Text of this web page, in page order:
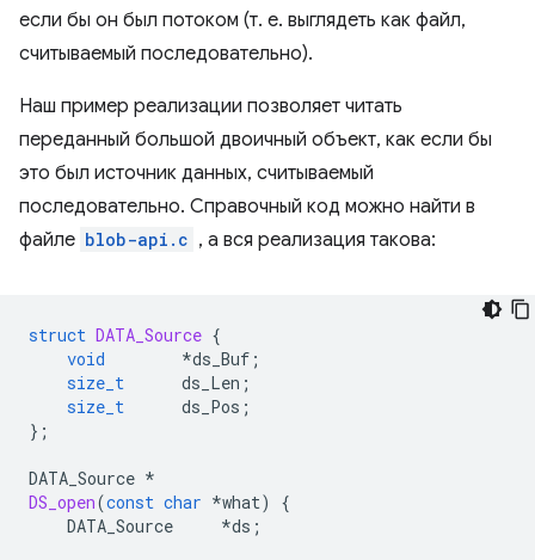
если бы он был потоком (т. е. выглядеть как файл,
считываемый последовательно).
Наш пример реализации позволяет читать
переданный большой двоичный объект, как если бы
это был источник данных, считываемый
последовательно. Справочный код можно найти в
файле blob-api.c , а вся реализация такова:
struct DATA_Source {
void
*ds_Buf ;
size_t
ds_Len ;
size_t
ds_Pos ;
};
DATA_Source *
DS_open(const char *what)
{
DATA_Source
*ds ;